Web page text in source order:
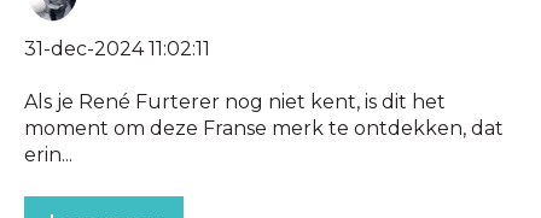
31-dec-2024 11:02:11
Als je René Furterer nog niet kent, is dit het
moment om deze Franse merk te ontdekken, dat
erin...